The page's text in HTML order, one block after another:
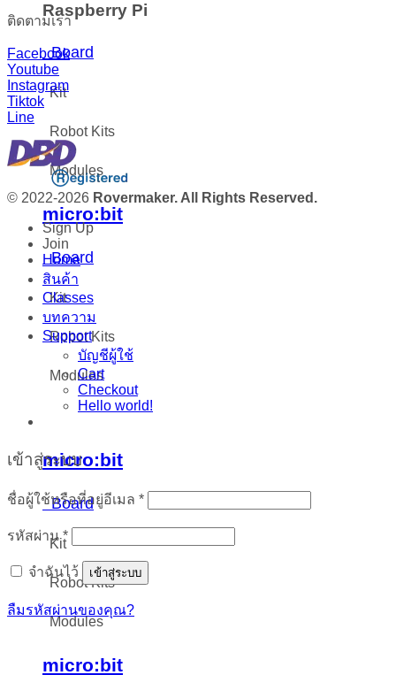
Raspberry Pi
Board
Kit
Robot Kits
Modules
micro:bit
Board
Kit
Robot Kits
Modules
micro:bit
Board
Kit
Robot Kits
Modules
micro:bit
ติดตามเรา
Facebook
Youtube
Instagram
Tiktok
Line
© 2022-2026 Rovermaker. All Rights Reserved.
Sign Up
Join
Home
สินค้า
Classes
บทความ
Support
บัญชีผู้ใช้
Cart
Checkout
Hello world!
เข้าสู่ระบบ
ชื่อผู้ใช้หรือที่อยู่อีเมล *ต้องการ
รหัสผ่าน*ต้องการ
จำฉันไว้ เข้าสู่ระบบ
ลืมรหัสผ่านของคุณ?